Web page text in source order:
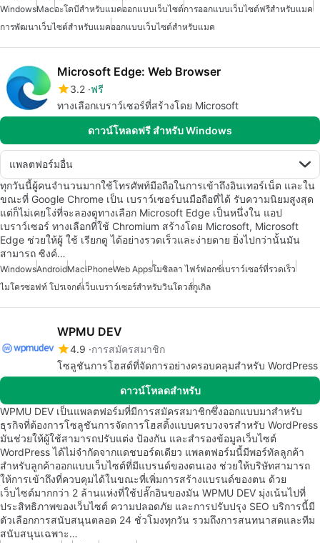
WindowsMacอะโดบีสำหรับแมคออกแบบเว็บไซต์การออกแบบเว็บไซต์ฟรีสำหรับแมค
การพัฒนาเว็บไซต์สำหรับแมคออกแบบเว็บไซต์สำหรับแมค
Microsoft Edge: Web Browser
3.2 ฟรี
ทางเลือกเบราว์เซอร์ที่สร้างโดย Microsoft
ดาวน์โหลดฟรี สำหรับ Windows
แพลตฟอร์มอื่น
ทุกวันนี้ผู้คนจำนวนมากใช้โทรศัพท์มือถือในการเข้าถึงอินเทอร์เน็ต และใน
ขณะที่ Google Chrome เป็น เบราว์เซอร์บนมือถือที่ได้ รับความนิยมสูงสุด
แต่ก็ไม่เคยโง่ที่จะลองดูทางเลือก Microsoft Edge เป็นหนึ่งใน แอป
เบราว์เซอร์ ทางเลือกที่ใช้ Chromium สร้างโดย Microsoft, Microsoft
Edge ช่วยให้ผู้ ใช้ เรียกดู ได้อย่างรวดเร็วและง่ายดาย ยิ่งไปกว่านั้นมัน
สามารถ ซิงค์…
WindowsAndroidMaciPhoneWeb Appsโมซิลลา ไฟร์ฟอกซ์เบราว์เซอร์ที่รวดเร็ว
ไมโครซอฟท์ โปรเจกต์เว็บเบราว์เซอร์สำหรับวินโดวส์กูเกิล
WPMU DEV
4.9 การสมัครสมาชิก
โซลูชันการโฮสต์ที่จัดการอย่างครอบคลุมสำหรับ WordPress
ดาวน์โหลดสำหรับ
WPMU DEV เป็นแพลตฟอร์มที่มีการสมัครสมาชิกซึ่งออกแบบมาสำหรับ
ธุรกิจที่ต้องการโซลูชันการจัดการโฮสติ้งแบบครบวงจรสำหรับ WordPress
มันช่วยให้ผู้ใช้สามารถปรับแต่ง ป้องกัน และสำรองข้อมูลเว็บไซต์
WordPress ได้ไม่จำกัดจากแดชบอร์ดเดียว แพลตฟอร์มนี้มีพอร์ทัลลูกค้า
สำหรับลูกค้าออกแบบเว็บไซต์ที่มีแบรนด์ของตนเอง ช่วยให้บริษัทสามารถ
ให้การเข้าถึงที่ควบคุมได้ในขณะที่เพิ่มการสร้างแบรนด์ของตน ด้วย
เว็บไซต์มากกว่า 2 ล้านแห่งที่ใช้ปลั๊กอินของมัน WPMU DEV มุ่งเน้นไปที่
ประสิทธิภาพของเว็บไซต์ ความปลอดภัย และการปรับปรุง SEO บริการนี้มี
ตัวเลือกการสนับสนุนตลอด 24 ชั่วโมงทุกวัน รวมถึงการสนทนาสดและทีม
สนับสนุนเฉพาะ…